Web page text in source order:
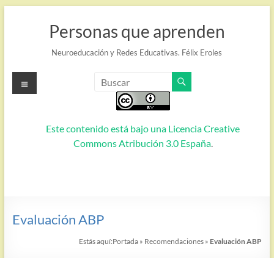
Personas que aprenden
Neuroeducación y Redes Educativas. Félix Eroles
Este contenido está bajo una Licencia Creative
Commons Atribución 3.0 España.
Menú
Evaluación ABP
Estás aquí:Portada » Recomendaciones » Evaluación ABP